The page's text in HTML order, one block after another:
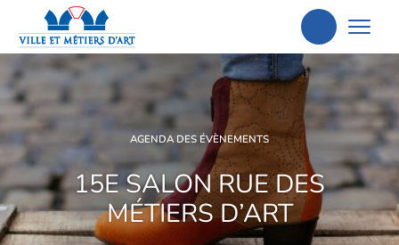
Aller
la
recherche
AGENDA DES ÉVÈNEMENTS
15E SALON RUE DES
MÉTIERS D’ART